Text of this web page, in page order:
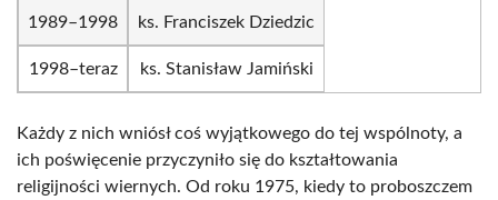
1989–1998 ks. Franciszek Dziedzic
1998–teraz ks. Stanisław Jamiński
Każdy z nich wniósł coś wyjątkowego do tej wspólnoty, a
ich poświęcenie przyczyniło się do kształtowania
religijności wiernych. Od roku 1975, kiedy to proboszczem